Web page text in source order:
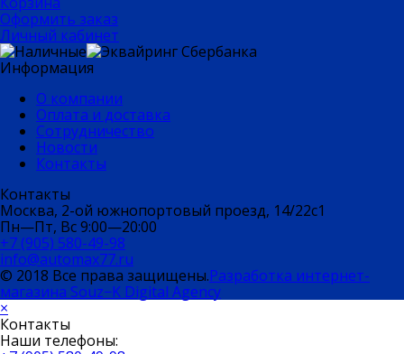
Оформить заказ
Личный кабинет
Информация
О компании
Оплата и доставка
Сотрудничество
Новости
Контакты
Контакты
Москва, 2-ой южнопортовый проезд, 14/22c1
Пн—Пт, Вс 9:00—20:00
+7 (905) 580-49-98
info@automax77.ru
© 2018 Все права защищены.Разработка интернет-
магазина Souz−K Digital Agency
×
Контакты
Наши телефоны: